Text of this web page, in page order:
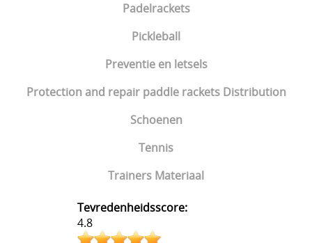
Padelrackets
Pickleball
Preventie en letsels
Protection and repair paddle rackets Distribution
Schoenen
Tennis
Trainers Materiaal
Tevredenheidsscore:
4.8